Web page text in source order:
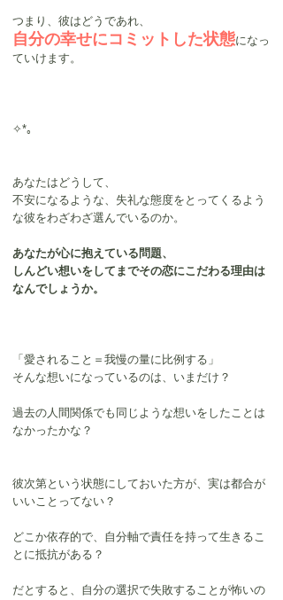
つまり、彼はどうであれ、
自分の幸せにコミットした状態になっ
ていけます。
✧*｡
あなたはどうして、
不安になるような、失礼な態度をとってくるよう
な彼をわざわざ選んでいるのか。
あなたが心に抱えている問題、
しんどい想いをしてまでその恋にこだわる理由は
なんでしょうか。
「愛されること＝我慢の量に比例する」
そんな想いになっているのは、いまだけ？
過去の人間関係でも同じような想いをしたことは
なかったかな？
彼次第という状態にしておいた方が、実は都合が
いいことってない？
どこか依存的で、自分軸で責任を持って生きるこ
とに抵抗がある？
だとすると、自分の選択で失敗することが怖いの